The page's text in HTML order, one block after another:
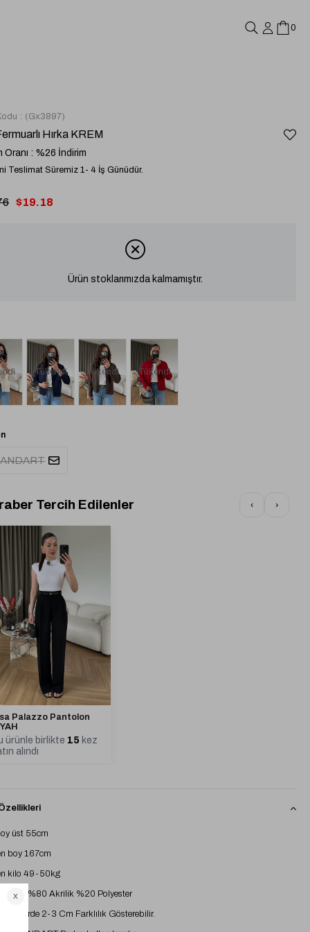
0
(Gx3897)
Hırka KREM
Oranı : %26 İndirim
Teslimat Süremiz 1- 4 İş Günüdür.
$19.18
Ürün stoklarımızda kalmamıştır.
Tükendi Tükendi Tükendi
Tercih Edilenler ‹ ›
Palazzo Pantolon
ürünle birlikte 15 kez
alındı
üst 55cm
boy 167cm
kilo 49-50kg
İçeriği %80 Akrilik %20 Polyester
2-3 Cm Farklılık Gösterebilir.